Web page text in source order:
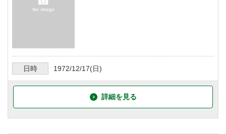
日時 1972/12/17(日)
詳細を見る